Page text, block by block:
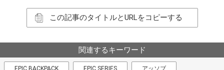
この記事のタイトルとURLをコピーする
関連するキーワード